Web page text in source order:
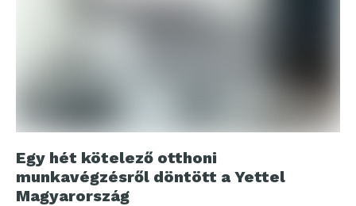
Egy hét kötelező otthoni
munkavégzésről döntött a Yettel
Magyarország